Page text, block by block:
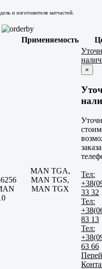
и изготовителя запчастей.
Применяемость
MAN TGA,
MAN TGS,
MAN TGX
×
Тел:
33 32
Тел:
83 13
Тел:
63 66